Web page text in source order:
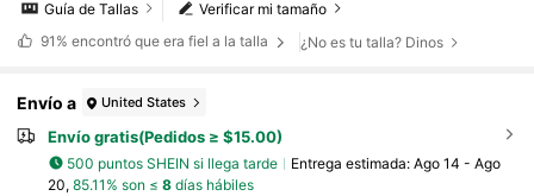
Verificar mi tamaño
Guía de Tallas
91% encontró que era fiel a la talla ¿No es tu talla? Dinos
Envío a United States
Envío gratis(Pedidos ≥ $15.00)
500 puntos SHEIN si llega tarde Entrega estimada: Ago 14 - Ago
20, 85.11% son ≤ 8días hábiles